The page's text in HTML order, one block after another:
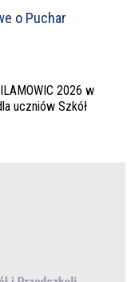
o Puchar
2026 w
uczniów Szkół